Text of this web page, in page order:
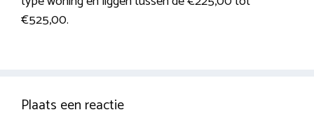
€525,00.
Plaats een reactie